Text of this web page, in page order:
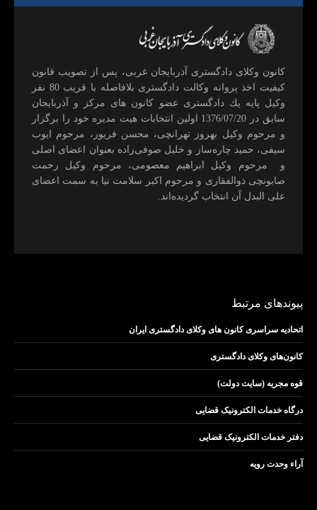
كانون وكلای دادگستری آذربايجان غربی، پس از تصويب قانون
كيفيت اخذ پروانه وكالت دادگستری بلافاصله با قريب 80 نفر
وكيل پايه يك دادگستری عضو كانون های مركز و آذربايجان
سابق در 1376/07/20 اولين انتخابات هيت مديره خود را برگزار
و مرحوم وکیل بهروز تهرانچی، محسن فريور، مرحوم ايوب
سيفی، حميد چاره‌ساز و خليل صوفی‌زاده بعنوان اعضای اصلی
و مرحوم وکیل ابراهيم معصومی، مرحوم وکیل رحمت
صابونچی ذوالفقاری و مرحوم اكبر سلامت نيا به سمت اعضای
علی البدل آن انتخاب گرديده‌اند.
پیوندهای مرتبط
اتحادیه سراسری کانون های وکلای دادگستری ایران
کانون‌های وکلای دادگستری
قوه مجریه (سایت دولت)
درگاه خدمات الکترونیک قضایی
دفتر خدمات الکترونیک قضایی
آراء وحدت رویه